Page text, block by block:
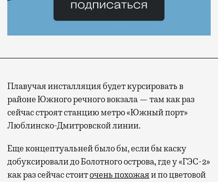
Плавучая инсталляция будет курсировать в
районе Южного речного вокзала — там как раз
сейчас строят станцию метро «Южный порт»
Люблинско-Дмитровской линии.
Еще концептуальней было бы, если бы каску
добуксировали до Болотного острова, где у «ГЭС-2»
как раз сейчас стоиточень похожаяи по цветовой